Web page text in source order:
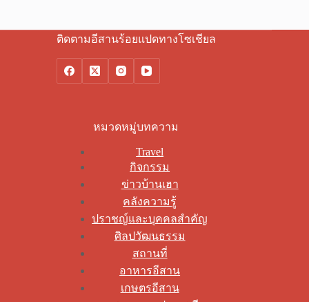
ติดตามอีสานร้อยแปดทางโซเชียล
หมวดหมู่บทความ
Travel
กิจกรรม
ข่าวบ้านเฮา
คลังความรู้
ปราชญ์และบุคคลสำคัญ
ศิลปวัฒนธรรม
สถานที่
อาหารอีสาน
เกษตรอีสาน